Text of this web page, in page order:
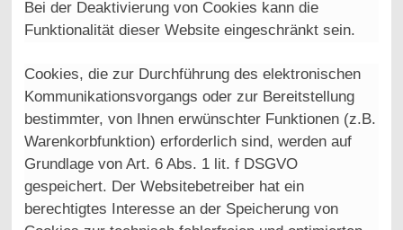
Bei der Deaktivierung von Cookies kann die
Funktionalität dieser Website eingeschränkt sein.
Cookies, die zur Durchführung des elektronischen
Kommunikationsvorgangs oder zur Bereitstellung
bestimmter, von Ihnen erwünschter Funktionen (z.B.
Warenkorbfunktion) erforderlich sind, werden auf
Grundlage von Art. 6 Abs. 1 lit. f DSGVO
gespeichert. Der Websitebetreiber hat ein
berechtigtes Interesse an der Speicherung von